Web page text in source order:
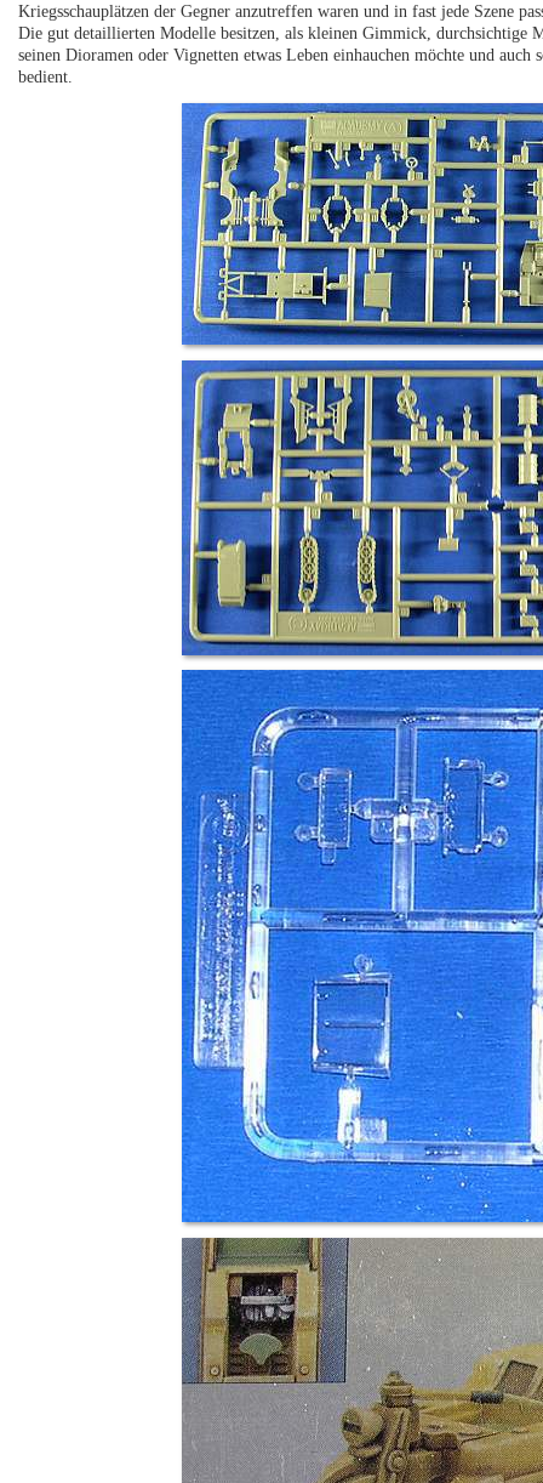
Kriegsschauplätzen der Gegner anzutreffen waren und in fast jede Szene
Die gut detaillierten Modelle besitzen, als kleinen Gimmick, durchsichtige
seinen Dioramen oder Vignetten etwas Leben einhauchen möchte und
bedient.